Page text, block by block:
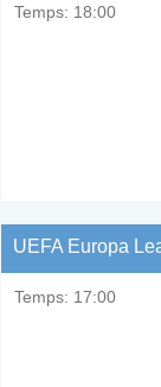
Temps: 18:00
UEFA Europa
Temps: 17:00